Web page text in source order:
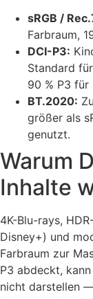
sRGB /
Farbraum,
DCI-P3:
Standard
90 % P3 für
BT.2020:
größer als
genutzt.
Warum
Inhalte
4K-Blu-rays,
Disney+) und
Farbraum zur
P3 abdeckt,
nicht darstellen